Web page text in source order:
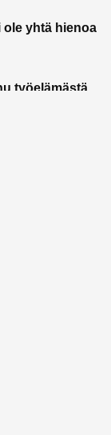
ole yhtä hienoa
työelämästä